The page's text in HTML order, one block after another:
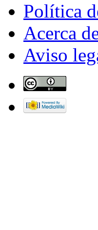
Política
Acerca
Aviso